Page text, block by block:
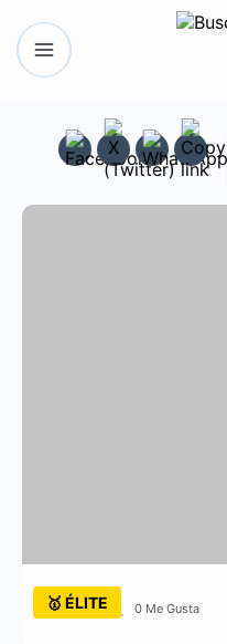
🥇 ÉLITE 0 Me Gusta